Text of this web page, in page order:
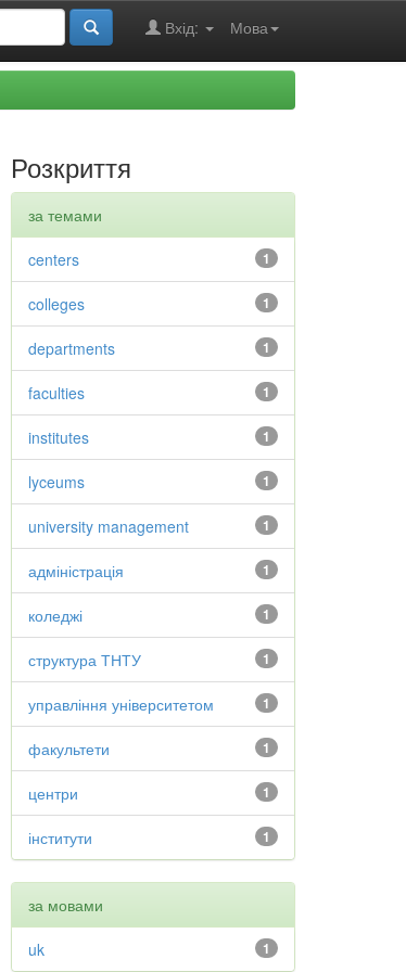
Мова
Вхід:
Розкриття
за темами
1
centers
1
colleges
1
departments
1
faculties
1
institutes
1
lyceums
1
university management
1
адміністрація
1
коледжі
1
структура ТНТУ
1
управління університетом
1
факультети
1
центри
1
інститути
за мовами
1
uk